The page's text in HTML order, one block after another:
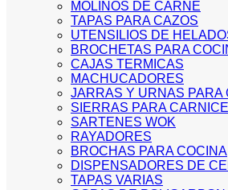
MOLINOS DE CARNE
TAPAS PARA CAZOS
UTENSILIOS DE
BROCHETAS PARA
CAJAS TERMICAS
MACHUCADORES
JARRAS Y URNAS PARA
SIERRAS PARA
SARTENES WOK
RAYADORES
BROCHAS PARA COCINA
DISPENSADORES DE
TAPAS VARIAS